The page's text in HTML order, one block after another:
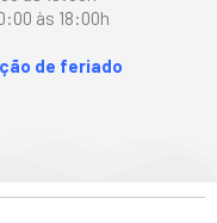
às 18:00h
de feriado